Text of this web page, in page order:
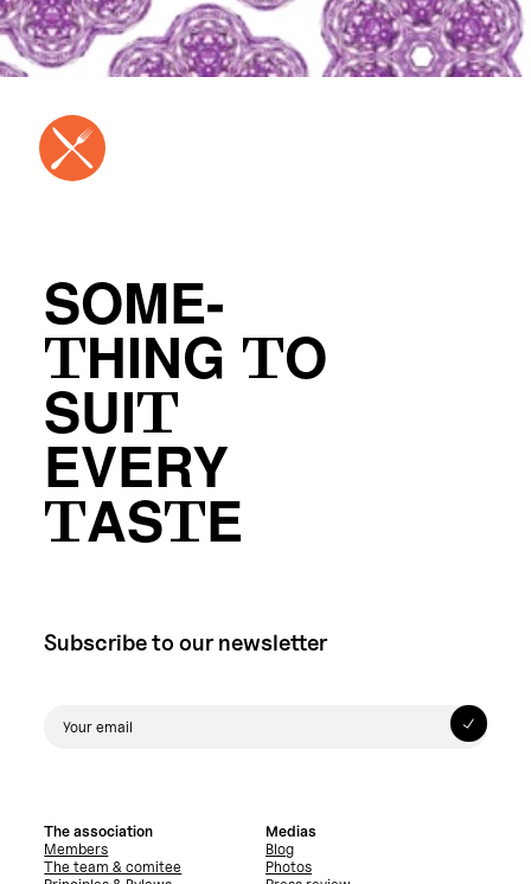
SOME-
THING TO
SUIT
EVERY
TASTE
Subscribe to our newsletter
The association
Members
The team & comitee
Medias
Blog
Photos